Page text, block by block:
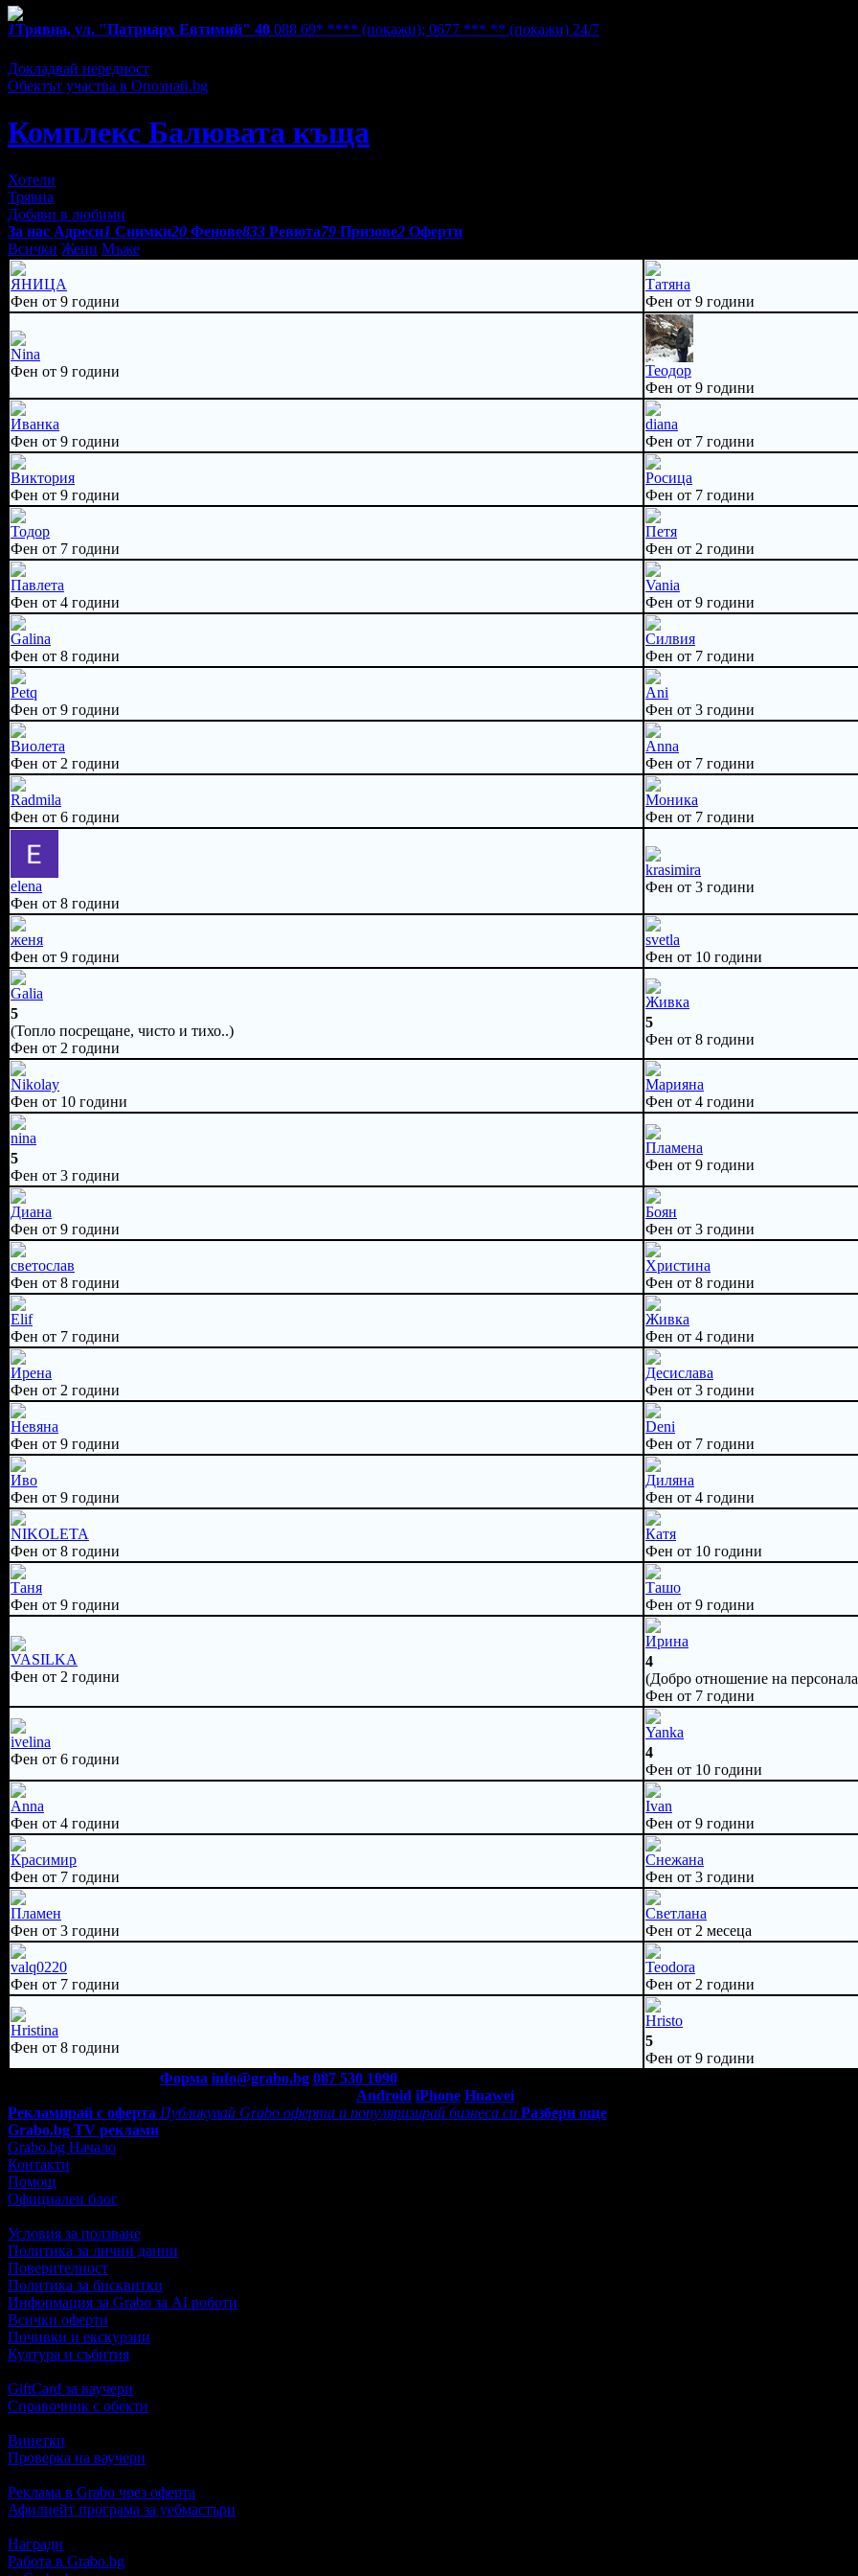
1Трявна, ул. "Патриарх Евтимий" 40 088 69* **** (покажи); 0677 *** ** (покажи) 24/7
Докладвай нередност
Обектът участва в Опознай.bg
Комплекс Балювата къща
Хотели
Трявна
Добави в любими
За нас Адреси1 Снимки20 Фенове833 Ревюта79 Призове2 Оферти
Всички Жени Мъже
ЯНИЦА
Фен от 9 години
Татяна
Фен от 9 години
Nina
Фен от 9 години
Teoдор
Фен от 9 години
Иванка
Фен от 9 години
diana
Фен от 7 години
Виктория
Фен от 9 години
Росица
Фен от 7 години
Тодор
Фен от 7 години
Петя
Фен от 2 години
Павлета
Фен от 4 години
Vania
Фен от 9 години
Galina
Фен от 8 години
Силвия
Фен от 7 години
Petq
Фен от 9 години
Ani
Фен от 3 години
Виолета
Фен от 2 години
Anna
Фен от 7 години
Radmila
Фен от 6 години
Моника
Фен от 7 години
elena
Фен от 8 години
krasimira
Фен от 3 години
женя
Фен от 9 години
svetla
Фен от 10 години
Galia
5
(Топло посрещане, чисто и тихо..)
Фен от 2 години
Живка
5
Фен от 8 години
Nikolay
Фен от 10 години
Марияна
Фен от 4 години
nina
5
Фен от 3 години
Пламена
Фен от 9 години
Диана
Фен от 9 години
Боян
Фен от 3 години
светослав
Фен от 8 години
Христина
Фен от 8 години
Elif
Фен от 7 години
Живка
Фен от 4 години
Ирена
Фен от 2 години
Десислава
Фен от 3 години
Невяна
Фен от 9 години
Deni
Фен от 7 години
Иво
Фен от 9 години
Диляна
Фен от 4 години
NIKOLETA
Фен от 8 години
Катя
Фен от 10 години
Таня
Фен от 9 години
Ташо
Фен от 9 години
VASILKA
Фен от 2 години
Ирина
4
(Добро отношение на
Фен от 7 години
ivelina
Фен от 6 години
Yanka
4
Фен от 10 години
Anna
Фен от 4 години
Ivan
Фен от 9 години
Красимир
Фен от 7 години
Снежана
Фен от 3 години
Пламен
Фен от 3 години
Светлана
Фен от 2 месеца
valq0220
Фен от 7 години
Teodora
Фен от 2 години
Hristina
Фен от 8 години
Hristo
5
Фен от 9 години
Форма info@grabo.bg 087 530 1090
Android iPhone Huawei
Рекламирай с оферта Публикувай Grabo оферта и популяризирай бизнеса си Разбери още
Grabo.bg TV реклами
Grabo.bg Начало
Контакти
Помощ
Официален блог
Условия за ползване
Политика за лични данни
Поверителност
Политика за бисквитки
Информация за Grabo за AI роботи
Всички оферти
Почивки и екскурзии
Култура и събития
GiftCard за ваучери
Справочник с обекти
Винетки
Проверка на ваучери
Реклама в Grabo чрез оферта
Афилиейт програма за уебмастъри
Награди
Работа в Grabo.bg